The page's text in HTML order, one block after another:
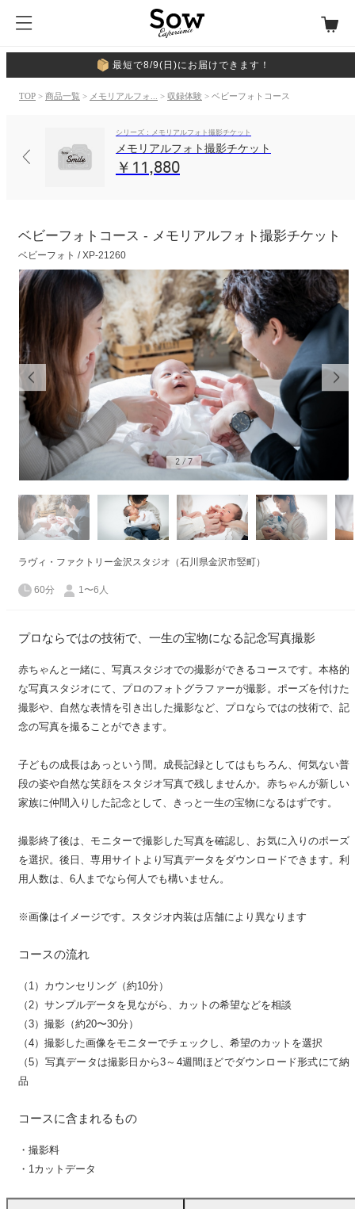
最短で8/9(日)にお届けできます！
TOP > 商品一覧 > メモリアルフォ... > 収録体験 > ベビーフォトコース
シリーズ：メモリアルフォト撮影チケット
メモリアルフォト撮影チケット
￥11,880
ベビーフォトコース - メモリアルフォト撮影チケット
ベビーフォト / XP-21260
2 / 7
ラヴィ・ファクトリー金沢スタジオ（石川県金沢市竪町）
60分 1〜6人
プロならではの技術で、一生の宝物になる記念写真撮影
赤ちゃんと一緒に、写真スタジオでの撮影ができるコースです。本格的
な写真スタジオにて、プロのフォトグラファーが撮影。ポーズを付けた
撮影や、自然な表情を引き出した撮影など、プロならではの技術で、記
念の写真を撮ることができます。
子どもの成長はあっという間。成長記録としてはもちろん、何気ない普
段の姿や自然な笑顔をスタジオ写真で残しませんか。赤ちゃんが新しい
家族に仲間入りした記念として、きっと一生の宝物になるはずです。
撮影終了後は、モニターで撮影した写真を確認し、お気に入りのポーズ
を選択。後日、専用サイトより写真データをダウンロードできます。利
用人数は、6人までなら何人でも構いません。
※画像はイメージです。スタジオ内装は店舗により異なります
コースの流れ
（1）カウンセリング（約10分）
（2）サンプルデータを見ながら、カットの希望などを相談
（3）撮影（約20〜30分）
（4）撮影した画像をモニターでチェックし、希望のカットを選択
（5）写真データは撮影日から3～4週間ほどでダウンロード形式にて納
品
コースに含まれるもの
・撮影料
・1カットデータ